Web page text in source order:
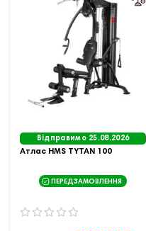
Відправимо 25.08.2026
Атлас HMS TYTAN 100
ПЕРЕДЗАМОВЛЕННЯ